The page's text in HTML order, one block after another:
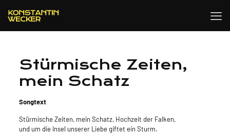
Stürmische Zeiten,
mein Schatz
Songtext
Stürmische Zeiten, mein Schatz, Hochzeit der Falken,
und um die Insel unserer Liebe giftet ein Sturm.